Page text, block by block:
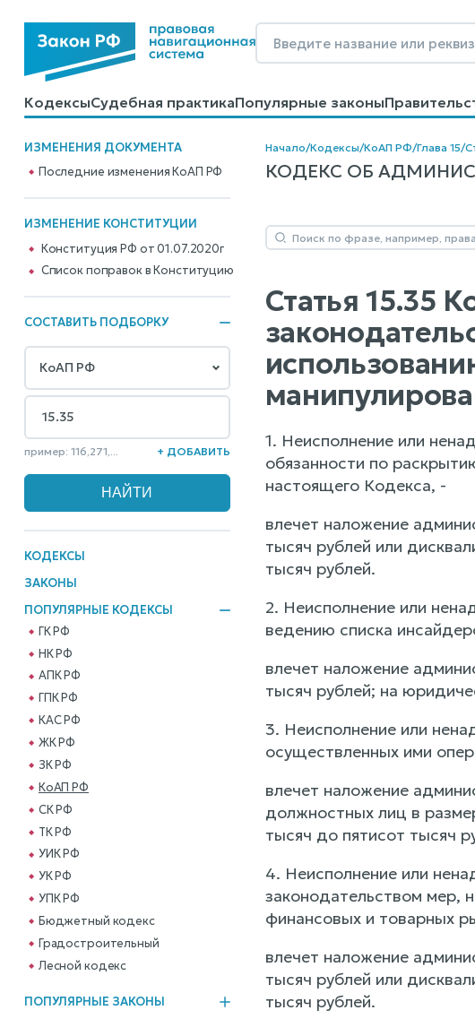
КодексыСудебная практикаПопулярные законы
КалькуляторыСправочные материалыОбразцы договоров
ИЗМЕНЕНИЯ ДОКУМЕНТА
Последние изменения КоАП РФ
ИЗМЕНЕНИЕ КОНСТИТУЦИИ
Конституция РФ от 01.07.2020г
Cписок поправок в Конституцию
СОСТАВИТЬ ПОДБОРКУ
пример: 116,271,... + ДОБАВИТЬ
КОДЕКСЫ
ЗАКОНЫ
ПОПУЛЯРНЫЕ КОДЕКСЫ
ГК РФ
НК РФ
АПК РФ
ГПК РФ
КАС РФ
ЖК РФ
ЗК РФ
КоАП РФ
СК РФ
ТК РФ
УИК РФ
УК РФ
УПК РФ
Бюджетный кодекс
Градостроительный
Лесной кодекс
ПОПУЛЯРНЫЕ ЗАКОНЫ
Начало/Кодексы/КоАП РФ/Глава 15/
КОДЕКС ОБ
Статья 15.35
1. Неисполнение или
обязанности по
настоящего Кодекса, -
влечет наложение
тысяч рублей или
тысяч рублей.
2. Неисполнение или
ведению списка
влечет наложение
тысяч рублей; на
3. Неисполнение или
осуществленных ими
влечет наложение
должностных лиц в
тысяч до пятисот тысяч
4. Неисполнение или
законодательством мер,
финансовых и товарных
влечет наложение
тысяч рублей или
тысяч рублей.